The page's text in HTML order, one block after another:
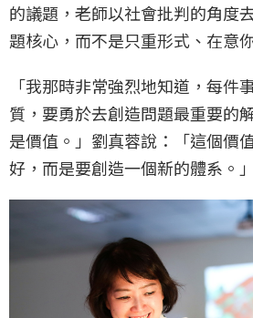
的議題，老師以社會批判的角度
題核心，而不是只重形式、在意
「我那時非常強烈地知道，每件
質，要勇於去創造問題最重要的
是價值。」劉真蓉說：「這個價
好，而是要創造一個新的體系。」